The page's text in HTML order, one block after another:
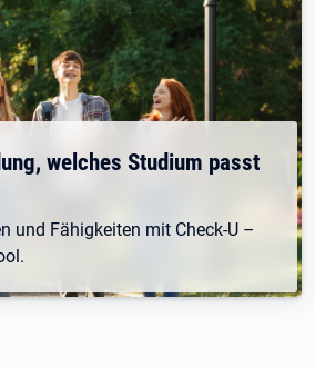
welches Studium passt
und Fähigkeiten mit Check-U –